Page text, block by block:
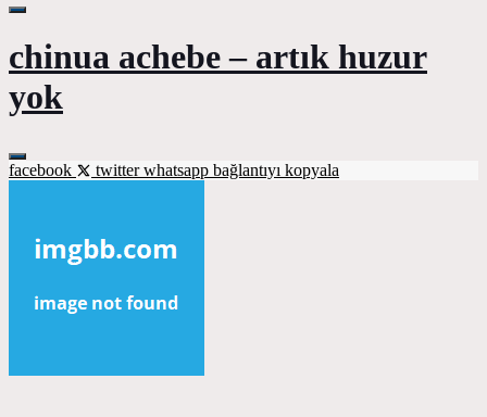
chinua achebe – artık huzur
yok
facebook twitterwhatsapp bağlantıyı kopyala